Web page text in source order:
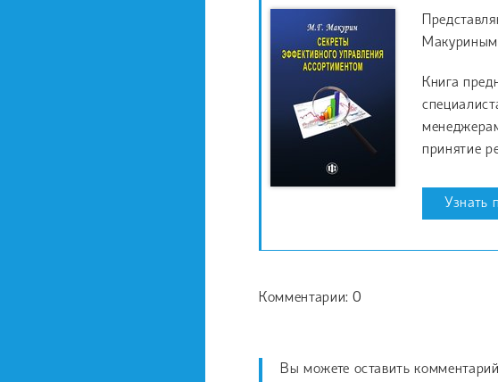
Книга
принятие
Узнать
Комментарии: 0
Вы можете оставить